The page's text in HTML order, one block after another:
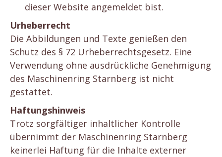
dieser Website angemeldet bist.
Urheberrecht
Die Abbildungen und Texte genießen den
Schutz des § 72 Urheberrechtsgesetz. Eine
Verwendung ohne ausdrückliche Genehmigung
des Maschinenring Starnberg ist nicht
gestattet.
Haftungshinweis
Trotz sorgfältiger inhaltlicher Kontrolle
übernimmt der Maschinenring Starnberg
keinerlei Haftung für die Inhalte externer